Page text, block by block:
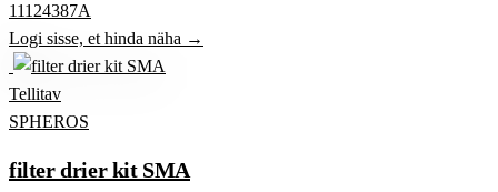
11124387A
Logi sisse, et hinda näha →
Tellitav
SPHEROS
filter drier kit SMA